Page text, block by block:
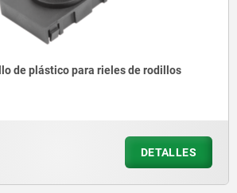
de plástico para rieles de rodillos
DETALLES